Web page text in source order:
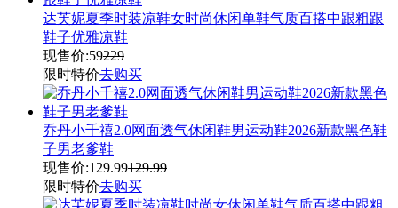
达芙妮夏季时装凉鞋女时尚休闲单鞋气质百搭中跟粗跟
鞋子优雅凉鞋
现售价:59229
限时特价去购买
乔丹小千禧2.0网面透气休闲鞋男运动鞋2026新款黑色鞋
子男老爹鞋
现售价:129.99129.99
限时特价去购买